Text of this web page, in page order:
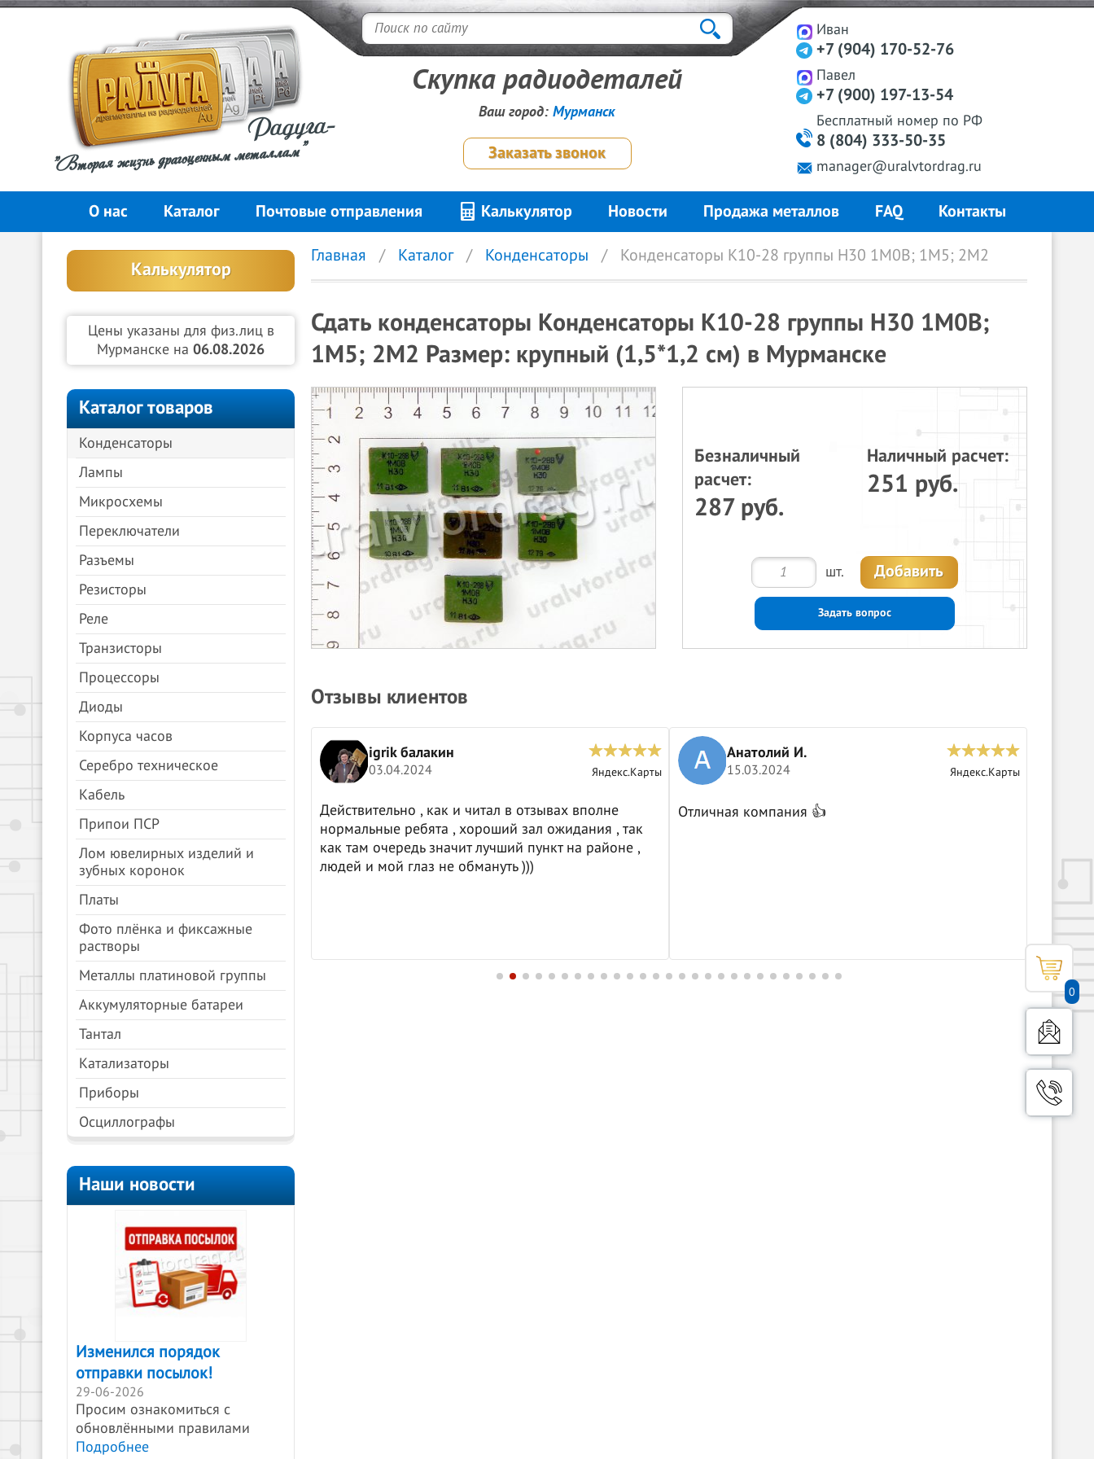
Радуга-
"Вторая жизнь драгоценным металлам"
Иван
+7 (904) 170-52-76
Павел
+7 (900) 197-13-54
Бесплатный номер по РФ
8 (804) 333-50-35
manager@uralvtordrag.ru
Скупка радиодеталей
Ваш город: Мурманск
Заказать звонок
0
О нас Каталог Почтовые отправления Калькулятор Новости Продажа металлов FAQ Контакты
Калькулятор
Цены указаны для физ.лиц в
Мурманске на 06.08.2026
Каталог товаров
Конденсаторы
Лампы
Микросхемы
Переключатели
Разъемы
Резисторы
Реле
Транзисторы
Процессоры
Диоды
Корпуса часов
Серебро техническое
Кабель
Припои ПСР
Лом ювелирных изделий и
зубных коронок
Платы
Фото плёнка и фиксажные
растворы
Металлы платиновой группы
Аккумуляторные батареи
Тантал
Катализаторы
Приборы
Осциллографы
Наши новости
Изменился порядок
отправки посылок!
29-06-2026
Просим ознакомиться с
обновлёнными правилами
Подробнее
Главная Каталог Конденсаторы Конденсаторы К10-28 группы Н30 1М0В; 1М5; 2М2
Сдать конденсаторы Конденсаторы К10-28 группы Н30 1М0В;
1М5; 2М2 Размер: крупный (1,5*1,2 см) в Мурманске
Безналичный
расчет:
287 руб.
Наличный расчет:
251 руб.
шт. Добавить
Задать вопрос
Отзывы клиентов
Анна Молочкова
все быстро.
igrik балакин
03.04.2024 Яндекс.Карты
Действительно , как и читал в отзывах вполне
нормальные ребята , хороший зал ожидания , так
как там очередь значит лучший пункт на районе ,
людей и мой глаз не обмануть )))
Анатолий И.
15.03.2024 Яндекс.Карты
Отличная компания 👍